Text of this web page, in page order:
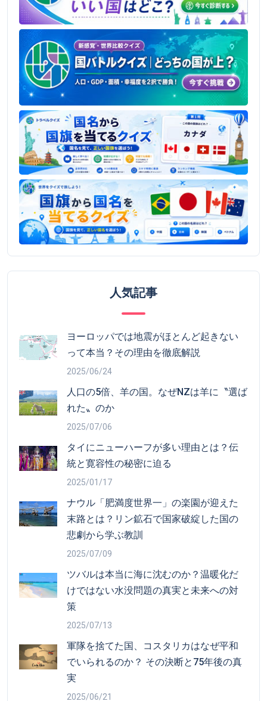
人気記事
ヨーロッパでは地震がほとんど起きない
って本当？その理由を徹底解説
2025/06/24
人口の5倍、羊の国。なぜNZは羊に〝選ば
れた〟のか
2025/07/06
タイにニューハーフが多い理由とは？伝
統と寛容性の秘密に迫る
2025/01/17
ナウル「肥満度世界一」の楽園が迎えた
末路とは？リン鉱石で国家破綻した国の
悲劇から学ぶ教訓
2025/07/09
ツバルは本当に海に沈むのか？温暖化だ
けではない水没問題の真実と未来への対
策
2025/07/13
軍隊を捨てた国、コスタリカはなぜ平和
でいられるのか？ その決断と75年後の真
実
2025/06/21